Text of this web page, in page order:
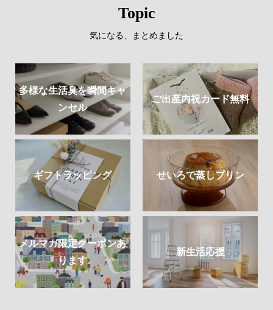
Topic
気になる、まとめました
多様な生活臭を瞬間キャ
ンセル
ご出産内祝カード無料
ギフトラッピング せいろで蒸しプリン
メルマガ限定クーポンあ
ります
新生活応援